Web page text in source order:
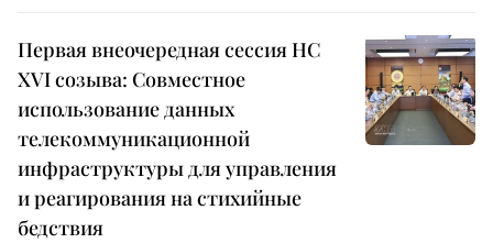
Первая внеочередная сессия НС
XVI созыва: Совместное
использование данных
телекоммуникационной
инфраструктуры для управления
и реагирования на стихийные
бедствия